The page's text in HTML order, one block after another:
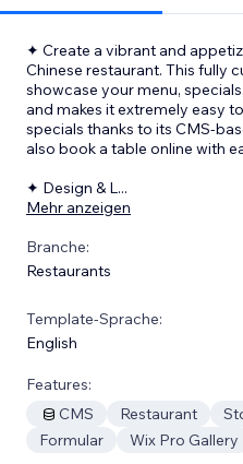
✦ Create a vibrant and
Chinese restaurant. This fully
showcase your menu,
and makes it extremely easy
specials thanks to its CMS-
also book a table online with
✦ Design & L...
Mehr anzeigen
Branche:
Restaurants
Template-Sprache:
English
Features:
CMS
Restaurant
Formular
Wix Pro Gallery